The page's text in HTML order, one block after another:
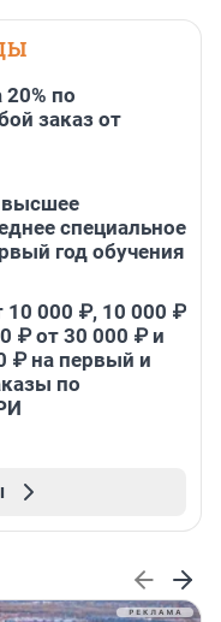
20% по
заказ от
высшее
специальное
год обучения
10 000 ₽, 10 000 ₽
₽ от 30 000 ₽ и
₽ на первый и
по